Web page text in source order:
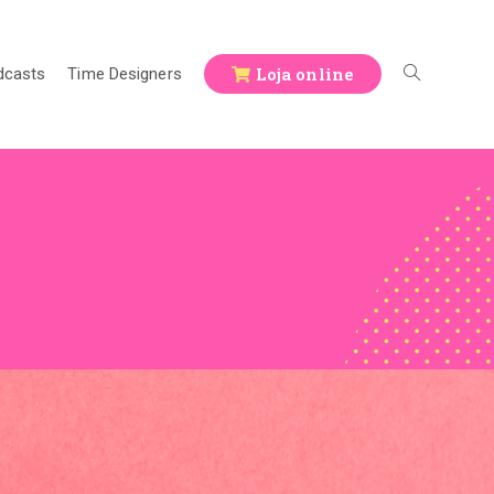
Time Designers Loja online